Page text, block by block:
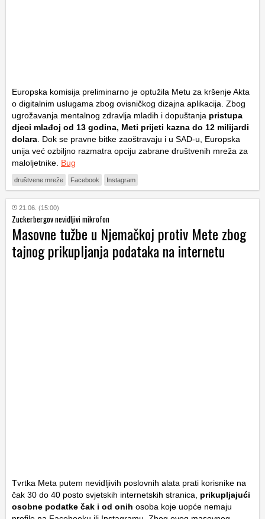
Europska komisija preliminarno je optužila Metu za kršenje Akta
o digitalnim uslugama zbog ovisničkog dizajna aplikacija. Zbog
ugrožavanja mentalnog zdravlja mladih i dopuštanja pristupa
djeci mlađoj od 13 godina, Meti prijeti kazna do 12 milijardi
dolara . Dok se pravne bitke zaoštravaju i u SAD-u, Europska
unija već ozbiljno razmatra opciju zabrane društvenih mreža za
maloljetnike. Bug
društvene mreže Facebook Instagram
21.06. (15:00)
Zuckerbergov nevidljivi mikrofon
Masovne tužbe u Njemačkoj protiv Mete zbog
tajnog prikupljanja podataka na internetu
Tvrtka Meta putem nevidljivih poslovnih alata prati korisnike na
čak 30 do 40 posto svjetskih internetskih stranica, prikupljajući
osobne podatke čak i od onih osoba koje uopće nemaju